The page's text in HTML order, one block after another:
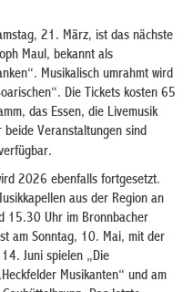
21. März, ist das nächste
Maul, bekannt als
Musikalisch umrahmt wird
Die Tickets kosten 65
das Essen, die Livemusik
beide Veranstaltungen sind
2026 ebenfalls fortgesetzt.
aus der Region an
15.30 Uhr im Bronnbacher
am Sonntag, 10. Mai, mit der
Juni spielen „Die
Musikanten“ und am